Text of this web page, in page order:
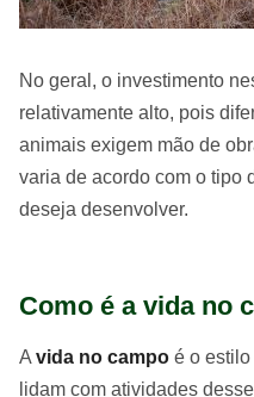
No geral, o investimento
relativamente alto, pois
animais exigem mão de
varia de acordo com o tipo
deseja desenvolver.
Como é a vida no
A vida no campo é o
lidam com atividades